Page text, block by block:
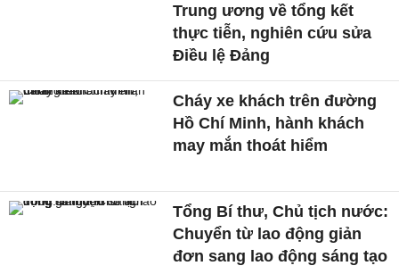
Trung ương về tổng kết
thực tiễn, nghiên cứu sửa
Điều lệ Đảng
Cháy xe khách trên đường
Hồ Chí Minh, hành khách
may mắn thoát hiểm
Tổng Bí thư, Chủ tịch nước:
Chuyển từ lao động giản
đơn sang lao động sáng tạo